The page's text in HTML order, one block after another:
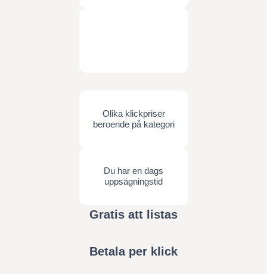
Gratis att listas
Betala per klick
Olika klickpriser
beroende på kategori
Du har en dags
uppsägningstid